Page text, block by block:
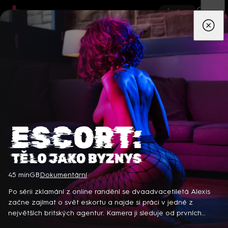
App
Děti Zprávy Novinky Živě TV
Escort: Tělo jako byznys
45 minGBDokumentární
Po sérii zklamání z online randění se dvaadvacetiletá Alexis
začne zajímat o svět eskortu a najde si práci v jedné z
největších britských agentur. Kamera ji sleduje od prvních
příprav až po emotivní začátky a odhaluje fascinující i temné
Detektiv Karl Alberg přijíždí do přímořského městečka Gibsons,
aby zde převzal vedení místní policie a začal nový život po
bolestivém rozvodu. Společně se svým týmem odhaluje temná
tajemství, která narušují poklidnou atmosféru komunity a
současně se snaží zvládnout komplikovaný vztah s dospívající
8 epizod